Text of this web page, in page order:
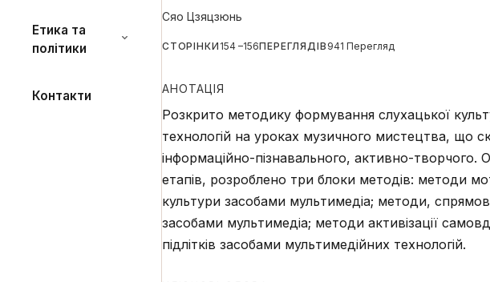
Етика та
політики
Контакти
Сяо Цзяцзюнь
СТОРІНКИ 154 –156ПЕРЕГЛЯДІВ 941 Перегляд
АНОТАЦІЯ
Розкрито методику формування слухацької
технологій на уроках музичного мистецтва, що
інформаційно-пізнавального, активно-
етапів, розроблено три блоки методів: методи
культури засобами мультимедіа; методи,
засобами мультимедіа; методи активізації
підлітків засобами мультимедійних технологій.